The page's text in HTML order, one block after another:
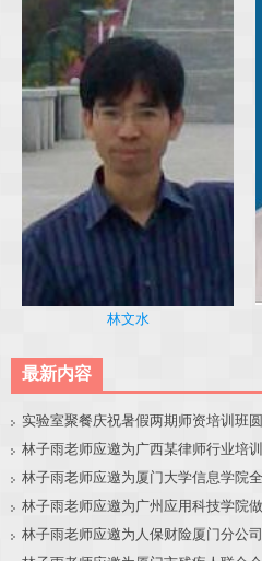
林文水
最新内容
实验室聚餐庆祝暑假两期师资培训班
林子雨老师应邀为广州应用科技学院